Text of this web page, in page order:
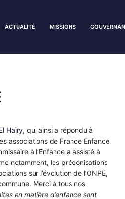
ACTUALITÉ MISSIONS
Haïry, qui ainsi a répondu à
associations de France Enfance
à l’Enfance a assisté à
notamment, les préconisations
sur l’évolution de l’ONPE,
Merci à tous nos
en matière d’enfance sont